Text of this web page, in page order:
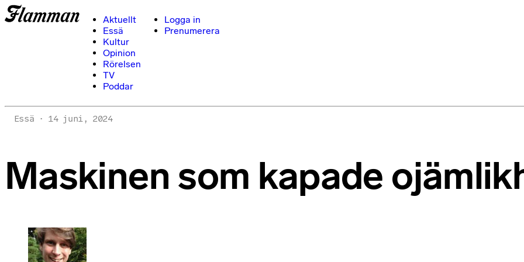
Aktuellt
Essä
Kultur
Opinion
Rörelsen
TV
Poddar
Logga in
Prenumerera
Essä 14 juni, 2024
Maskinen som kapade